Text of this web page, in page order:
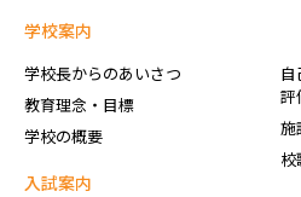
学校案内
学校長からのあいさつ
教育理念・目標
学校の概要
評
施
校
入試案内